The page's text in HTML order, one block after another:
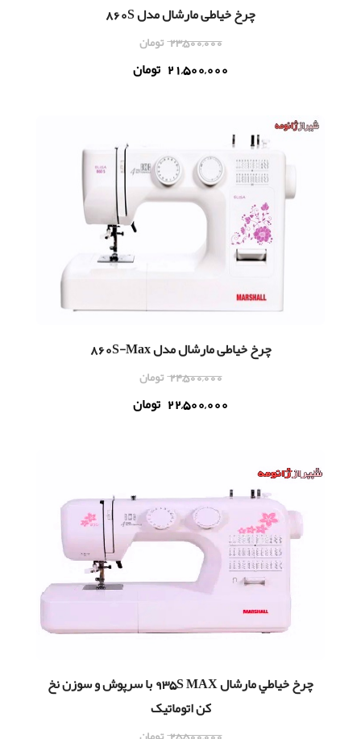
چرخ خیاطی مارشال مدل 860S
23,500,000 تومان
21,500,000 تومان
چرخ خیاطی مارشال مدل 860S-Max
24,500,000 تومان
22,500,000 تومان
چرخ خياطي مارشال 935S MAX با سرپوش و سوزن نخ
کن اتوماتیک